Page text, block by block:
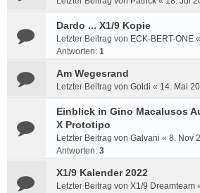
Dardo ... X1/9 Kopie
Letzter Beitrag von ECK-BERT-ONE «
Antworten: 1
Am Wegesrand
Letzter Beitrag von Goldi « 14. Mai
Einblick in Gino Macalusos
X Prototipo
Letzter Beitrag von Galvani « 8. Nov
Antworten: 3
X1/9 Kalender 2022
Letzter Beitrag von X1/9 Dreamteam